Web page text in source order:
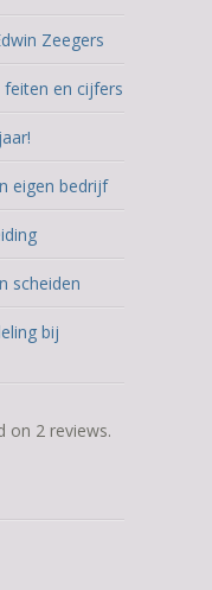
Zeegers
feiten en cijfers
eigen bedrijf
scheiden
bij
on 2 reviews.